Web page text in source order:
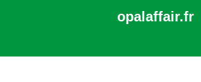
opalaffair.fr
Button